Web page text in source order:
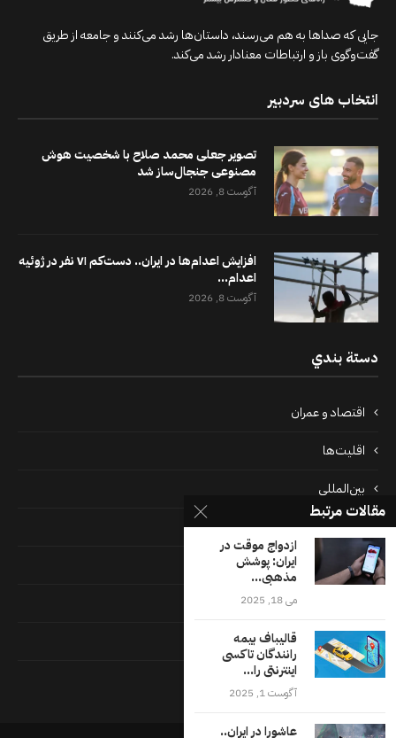
جایی که صداها به هم می‌رسند، داستان‌ها رشد می‌کنند و جامعه از طریق
گفت‌وگوی باز و ارتباطات معنادار رشد می‌کند.
انتخاب های سردبیر
تصویر جعلی محمد صلاح با شخصیت هوش
مصنوعی جنجال‌ساز شد
آگوست 8, 2026
افزایش اعدام‌ها در ایران.. دست‌کم ۷۱ نفر در ژوئیه
اعدام...
آگوست 8, 2026
دستة بندي
اقتصاد و عمران
اقلیت‌ها
بین‌المللی
پرونده‌ها
جامعه
دسته بندی نشده
فايل ها
فرهنگ
مقالات مرتبط
ازدواج موقت در
ایران: پوشش
مذهبی...
می 18, 2025
قالیباف بیمه
رانندگان تاکسی
اینترنتی را...
آگوست 1, 2025
عاشورا در ایران..